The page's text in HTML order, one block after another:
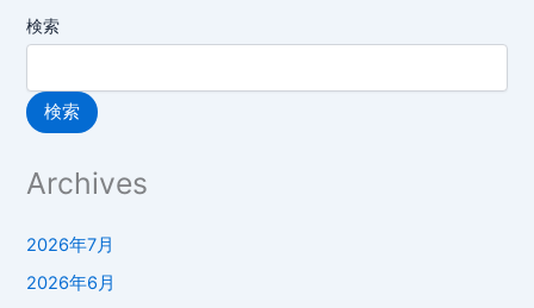
検索
検索
Archives
2026年7月
2026年6月